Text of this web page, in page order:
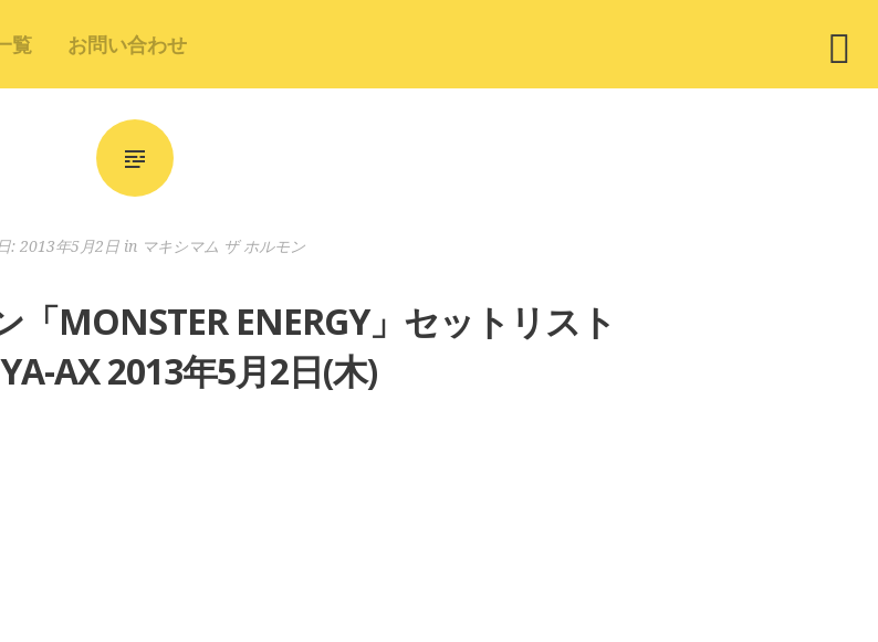
覧 お問い合わせ
: 2013年5月2日 in マキシマム ザ ホルモン
MONSTER ENERGY」セットリスト
AX 2013年5月2日(木)